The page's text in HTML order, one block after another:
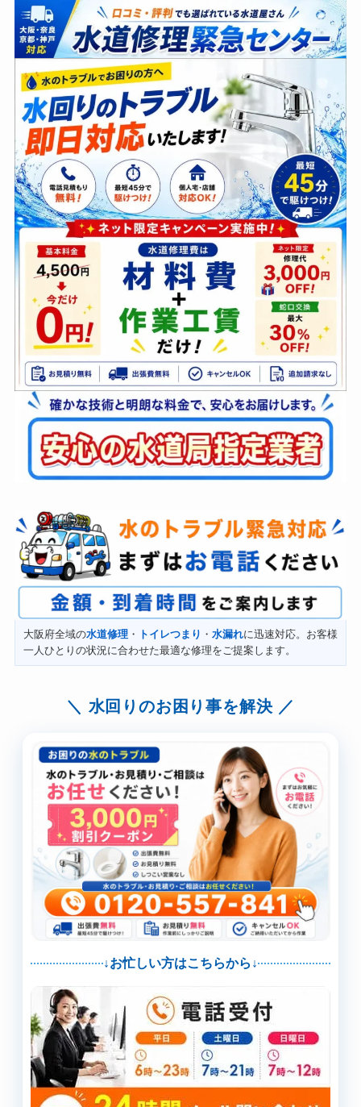
大阪府全域の水道修理・ トイレつまり ・ 水漏れに迅速対応。お客様
一人ひとりの状況に合わせた最適な修理をご提案します。
水回りのお困り事を解決
↓お忙しい方はこちらから↓